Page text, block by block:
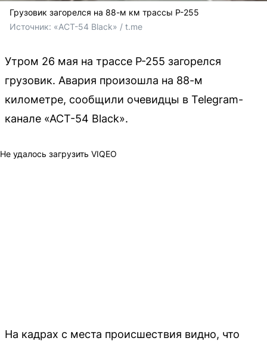
Грузовик загорелся на 88-м км трассы Р-255
Источник: «АСТ-54 Black» / t.me
Утром 26 мая на трассе Р-255 загорелся
грузовик. Авария произошла на 88-м
километре, сообщили очевидцы в Telegram-
канале «АСТ-54 Black».
Не удалось загрузить VIQEO
На кадрах с места происшествия видно, что